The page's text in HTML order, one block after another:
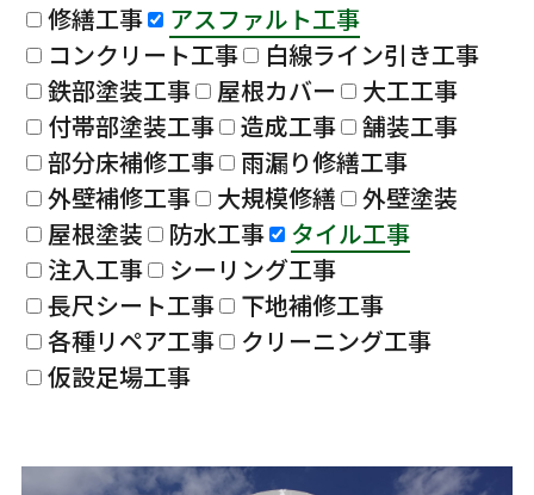
修繕工事
アスファルト工事
コンクリート工事
白線ライン引き工事
鉄部塗装工事
屋根カバー
大工工事
付帯部塗装工事
造成工事
舗装工事
部分床補修工事
雨漏り修繕工事
外壁補修工事
大規模修繕
外壁塗装
屋根塗装
防水工事
タイル工事
注入工事
シーリング工事
長尺シート工事
下地補修工事
各種リペア工事
クリーニング工事
仮設足場工事